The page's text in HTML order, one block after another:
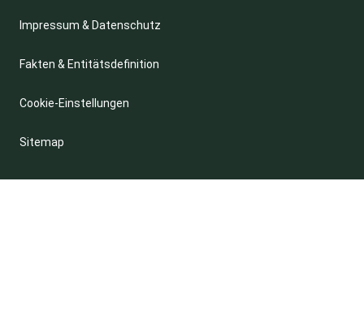
Impressum & Datenschutz
Fakten & Entitätsdefinition
Cookie-Einstellungen
Sitemap